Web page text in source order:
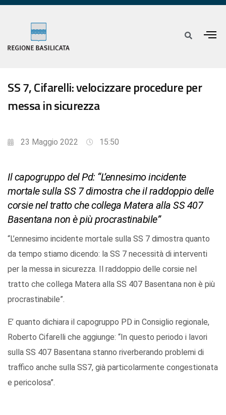
SS 7, Cifarelli: velocizzare procedure per
messa in sicurezza
23 Maggio 2022 15:50
Il capogruppo del Pd: “L’ennesimo incidente
mortale sulla SS 7 dimostra che il raddoppio delle
corsie nel tratto che collega Matera alla SS 407
Basentana non è più procrastinabile”
“L’ennesimo incidente mortale sulla SS 7 dimostra quanto
da tempo stiamo dicendo: la SS 7 necessità di interventi
per la messa in sicurezza. Il raddoppio delle corsie nel
tratto che collega Matera alla SS 407 Basentana non è più
procrastinabile”.
E’ quanto dichiara il capogruppo PD in Consiglio regionale,
Roberto Cifarelli che aggiunge: “In questo periodo i lavori
sulla SS 407 Basentana stanno riverberando problemi di
traffico anche sulla SS7, già particolarmente congestionata
e pericolosa”.